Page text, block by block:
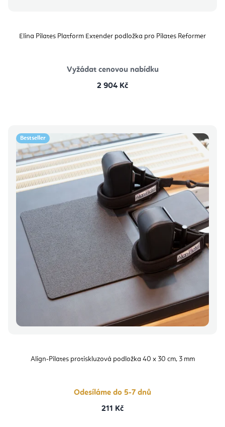
Elina Pilates Platform Extender podložka pro Pilates Reformer
Vyžádat cenovou nabídku
2 904 Kč
Bestseller
Align-Pilates protiskluzová podložka 40 x 30 cm, 3 mm
Odesíláme do 5-7 dnů
211 Kč